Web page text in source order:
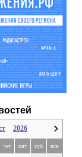
2026
чет пят суб вск